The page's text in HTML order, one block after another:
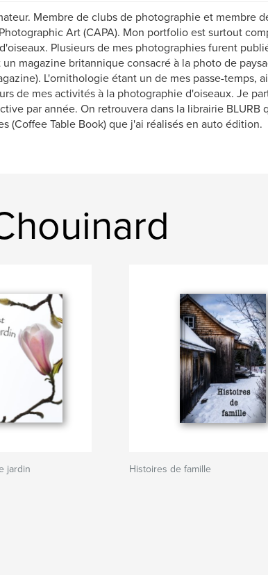
Membre de clubs de photographie et membre
Art (CAPA). Mon portfolio est surtout
Plusieurs de mes photographies furent
magazine britannique consacré à la photo de
L'ornithologie étant un de mes passe-temps,
de mes activités à la photographie d'oiseaux. Je
par année. On retrouvera dans la librairie BLURB
(Coffee Table Book) que j'ai réalisés en auto édition.
jardin Histoires de famille